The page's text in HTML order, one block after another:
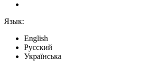
Язык:
English
Русский
Українська